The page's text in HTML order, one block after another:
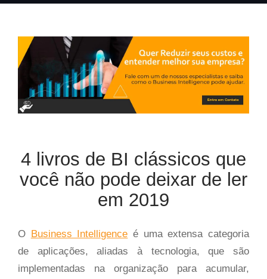
4 livros de BI clássicos que
você não pode deixar de ler
em 2019
O Business Intelligence é uma extensa categoria
de aplicações, aliadas à tecnologia, que são
implementadas na organização para acumular,